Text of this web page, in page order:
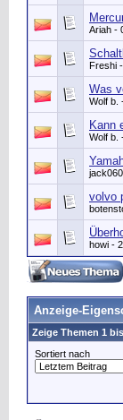
Ariah -
Freshi
Was
Wolf b.
Kann
Wolf b.
volvo
howi -
Anzeige-
Zeige Themen 1
Sortiert nach